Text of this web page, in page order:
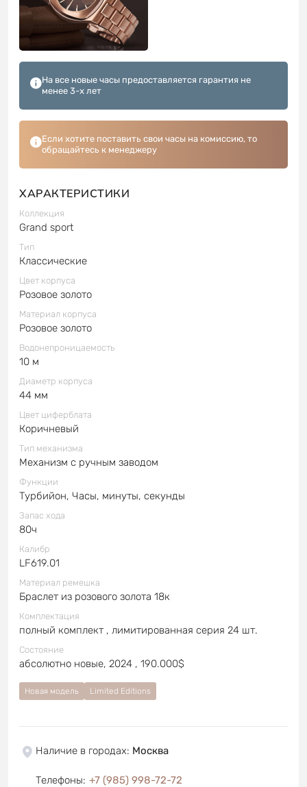
На все новые часы предоставляется гарантия не
менее 3-х лет
Если хотите поставить свои часы на комиссию, то
обращайтесь к менеджеру
ХАРАКТЕРИСТИКИ
Коллекция
Grand sport
Тип
Классические
Цвет корпуса
Розовое золото
Материал корпуса
Розовое золото
Водонепроницаемость
10 м
Диаметр корпуса
44 мм
Цвет циферблата
Коричневый
Тип механизма
Механизм с ручным заводом
Функции
Турбийон, Часы, минуты, секунды
Запас хода
80ч
Калибр
LF619.01
Материал ремешка
Браслет из розового золота 18к
Комплектация
полный комплект , лимитированная серия 24 шт.
Состояние
абсолютно новые, 2024 , 190.000$
Новая модель Limited Editions
Наличие в городах: Москва
Телефоны: +7 (985) 998-72-72